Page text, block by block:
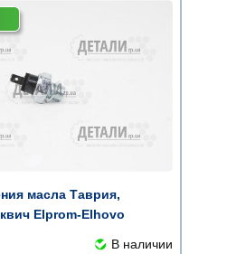
масла Таврия,
Elprom-Elhovo
В наличии